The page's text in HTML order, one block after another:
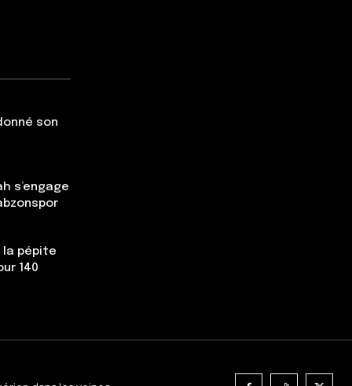
son
s’engage
la pépite
140